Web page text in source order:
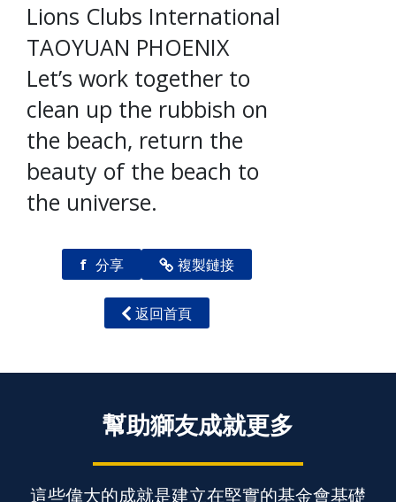
Lions Clubs International
TAOYUAN PHOENIX
Let’s work together to
clean up the rubbish on
the beach, return the
beauty of the beach to
the universe.
f 分享 複製鏈接
返回首頁
幫助獅友成就更多
這些偉大的成就是建立在堅實的基金會基礎